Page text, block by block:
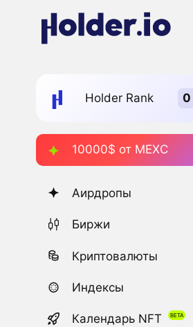
Holder Rank
10000$ от MEXC
Аирдропы
Биржи
Криптовалюты
Индексы
Календарь NFT
USDC.E